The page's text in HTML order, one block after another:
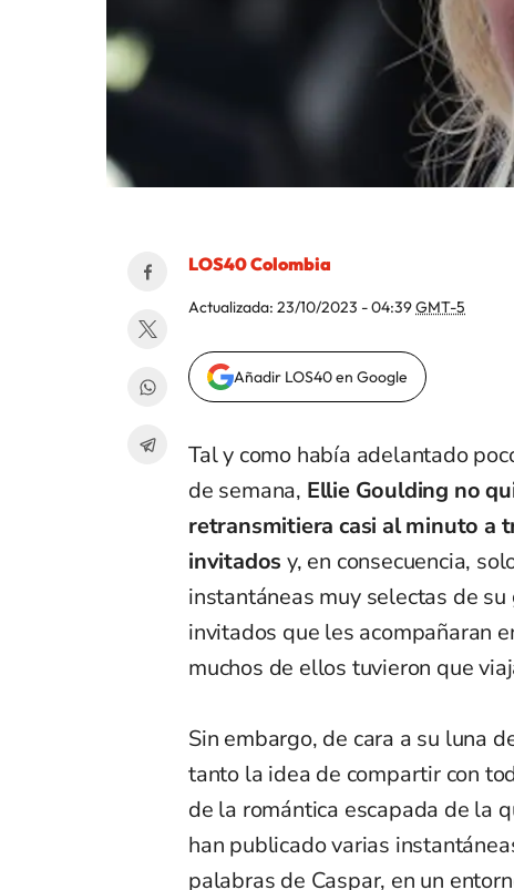
LOS40 Colombia
Actualizada: 23/10/2023 - 04:39GMT-5
Añadir LOS40 en Google
Tal y como había adelantado
de semana, Ellie Goulding no
retransmitiera casi al minuto a
invitados y, en consecuencia,
instantáneas muy selectas de
invitados que les acompañaran
muchos de ellos tuvieron que
Sin embargo, de cara a su luna
tanto la idea de compartir con
de la romántica escapada de la
han publicado varias
palabras de Caspar, en un